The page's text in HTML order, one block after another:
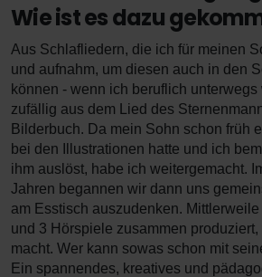
Wie ist es dazu
Aus Schlafliedern, die ich für meinen
und aufnahm, um diesen auch in den
können - wenn ich beruflich
zufällig aus dem Lied des
Bilderbuch. Da mein Sohn schon früh
bei den Illustrationen hatte und ich
ihm auslöst, habe ich weitergemacht.
Jahren begannen wir dann uns
am Esstisch auszudenken.
und 3 Hörspiele zusammen
macht. Wer kann sowas schon mit
Ein spannendes, kreatives und